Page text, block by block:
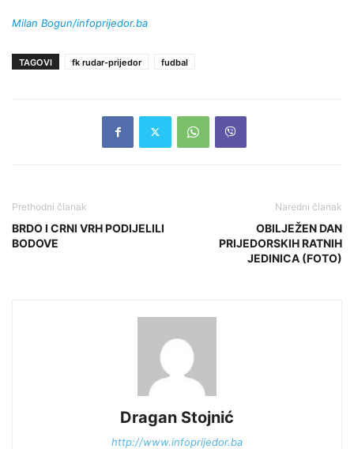
Milan Bogun/infoprijedor.ba
TAGOVI fk rudar-prijedor fudbal
Prethodni članak
BRDO I CRNI VRH PODIJELILI
BODOVE
Naredni članak
OBILJEŽEN DAN
PRIJEDORSKIH RATNIH
JEDINICA (FOTO)
Dragan Stojnić
http://www.infoprijedor.ba